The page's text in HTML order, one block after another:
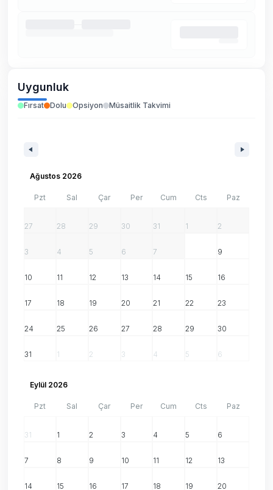
Uygunluk
Fırsat Dolu Opsiyon Müsaitlik Takvimi
Ağustos 2026
Pzt Sal Çar Per Cum Cts Paz
27 28 29 30 31 1 2
3 4 5 6 7 9
10 11 12 13 14 15 16
17 18 19 20 21 22 23
24 25 26 27 28 29 30
31 1 2 3 4 5 6
Eylül 2026
Pzt Sal Çar Per Cum Cts Paz
31 1 2 3 4 5 6
7 8 9 10 11 12 13
14 15 16 17 18 19 20